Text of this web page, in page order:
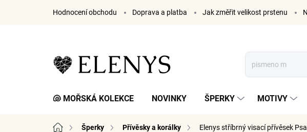
Hodnocení obchodu Doprava a platba Jak změřit velikost prstenu
🐚 MOŘSKÁ KOLEKCE NOVINKY ŠPERKY MOTIVY
Domů Šperky Přívěsky a korálky Elenys stříbrný visací přívěsek